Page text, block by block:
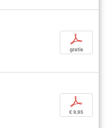
p
gratis
p
€ 9,95